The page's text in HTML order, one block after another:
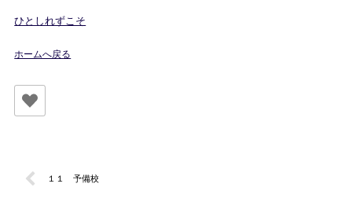
ひとしれずこそ
ホームへ戻る
１１ 予備校